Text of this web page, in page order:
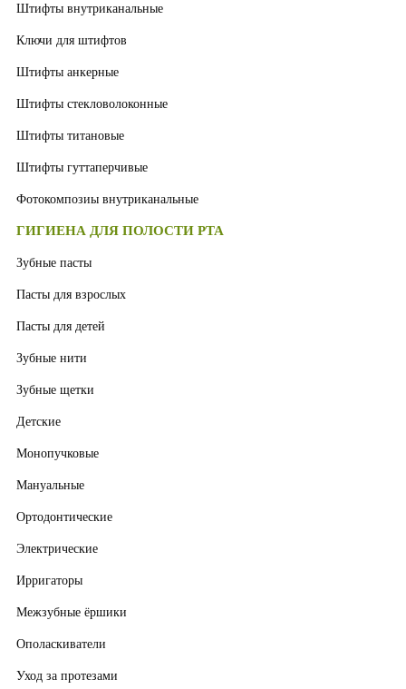
Штифты внутриканальные
Ключи для штифтов
Штифты анкерные
Штифты стекловолоконные
Штифты титановые
Штифты гуттаперчивые
Фотокомпозиы внутриканальные
ГИГИЕНА ДЛЯ ПОЛОСТИ РТА
Зубные пасты
Пасты для взрослых
Пасты для детей
Зубные нити
Зубные щетки
Детские
Монопучковые
Мануальные
Ортодонтические
Электрические
Ирригаторы
Межзубные ёршики
Ополаскиватели
Уход за протезами